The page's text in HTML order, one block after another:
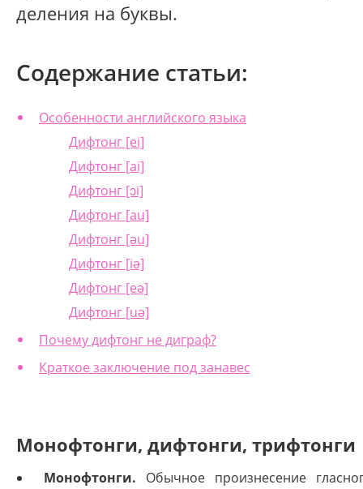
деления на буквы.
Содержание статьи:
Особенности английского языка
Дифтонг [ei]
Дифтонг [ai]
Дифтонг [ɔi]
Дифтонг [au]
Дифтонг [əu]
Дифтонг [iə]
Дифтонг [eə]
Дифтонг [uə]
Почему дифтонг не диграф?
Краткое заключение под занавес
Монофтонги, дифтонги, трифтонги
Монофтонги. Обычное произнесение